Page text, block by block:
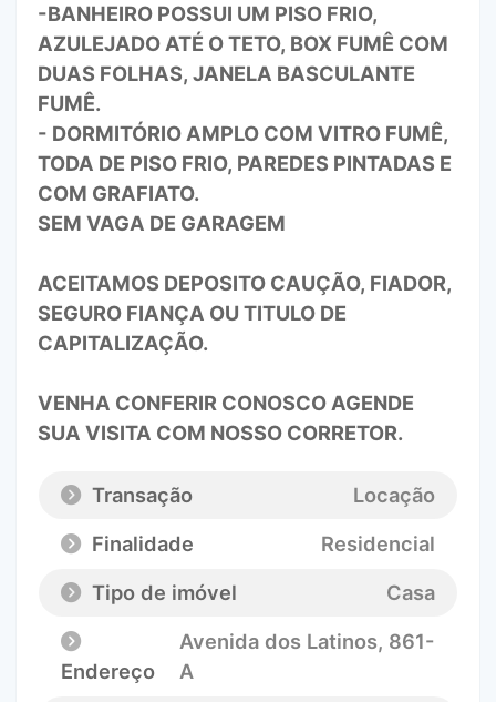
-BANHEIRO POSSUI UM PISO FRIO,
AZULEJADO ATÉ O TETO, BOX FUMÊ COM
DUAS FOLHAS, JANELA BASCULANTE
FUMÊ.
- DORMITÓRIO AMPLO COM VITRO FUMÊ,
TODA DE PISO FRIO, PAREDES PINTADAS E
COM GRAFIATO.
SEM VAGA DE GARAGEM
ACEITAMOS DEPOSITO CAUÇÃO, FIADOR,
SEGURO FIANÇA OU TITULO DE
CAPITALIZAÇÃO.
VENHA CONFERIR CONOSCO AGENDE
SUA VISITA COM NOSSO CORRETOR.
Transação
Locação
Finalidade
Residencial
Tipo de imóvel
Casa
Endereço
Avenida dos Latinos, 861-
A